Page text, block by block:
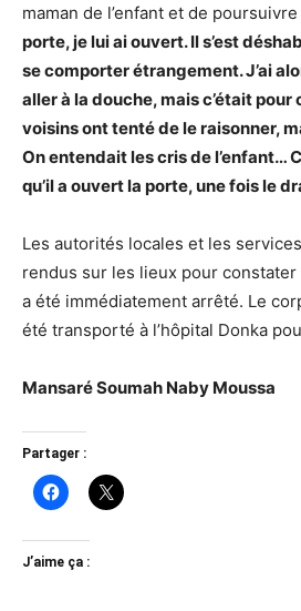
maman de l’enfant et de poursuivre
porte, je lui ai ouvert. Il s’est
se comporter étrangement. J’ai
aller à la douche, mais c’était pour
voisins ont tenté de le raisonner,
On entendait les cris de l’enfant…
qu’il a ouvert la porte, une fois le
Les autorités locales et les
rendus sur les lieux pour
a été immédiatement arrêté. Le
été transporté à l’hôpital Donka
Mansaré Soumah Naby Moussa
Partager :
J’aime ça :